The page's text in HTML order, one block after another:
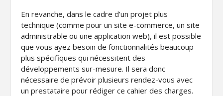
En revanche, dans le cadre d’un projet plus
technique (comme pour un site e-commerce, un site
administrable ou une application web), il est possible
que vous ayez besoin de fonctionnalités beaucoup
plus spécifiques qui nécessitent des
développements sur-mesure. Il sera donc
nécessaire de prévoir plusieurs rendez-vous avec
un prestataire pour rédiger ce cahier des charges.